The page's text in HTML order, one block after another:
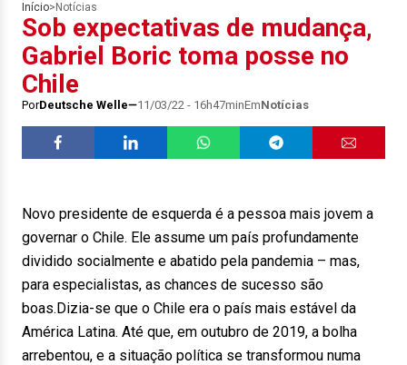
Início> Notícias
Sob expectativas de mudança,
Gabriel Boric toma posse no
Chile
PorDeutsche Welle 11/03/22 - 16h47minEmNotícias
Novo presidente de esquerda é a pessoa mais jovem a
governar o Chile. Ele assume um país profundamente
dividido socialmente e abatido pela pandemia – mas,
para especialistas, as chances de sucesso são
boas.Dizia-se que o Chile era o país mais estável da
América Latina. Até que, em outubro de 2019, a bolha
arrebentou, e a situação política se transformou numa